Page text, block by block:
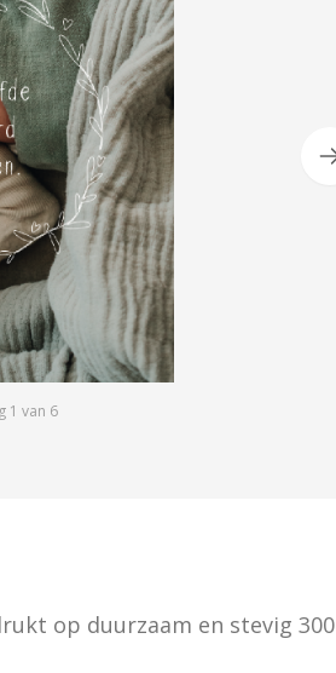
1 van 6
op duurzaam en stevig 300